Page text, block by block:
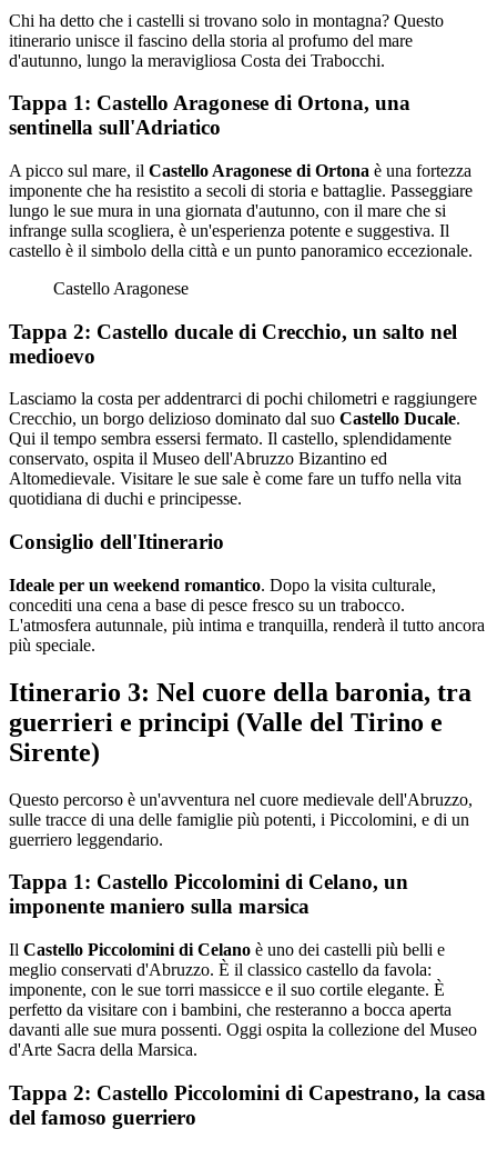
Chi ha detto che i castelli si trovano solo in montagna? Questo
itinerario unisce il fascino della storia al profumo del mare
d'autunno, lungo la meravigliosa Costa dei Trabocchi.
Tappa 1: Castello Aragonese di Ortona, una
sentinella sull'Adriatico
A picco sul mare, il Castello Aragonese di Ortona è una fortezza
imponente che ha resistito a secoli di storia e battaglie. Passeggiare
lungo le sue mura in una giornata d'autunno, con il mare che si
infrange sulla scogliera, è un'esperienza potente e suggestiva. Il
castello è il simbolo della città e un punto panoramico eccezionale.
Castello Aragonese
Tappa 2: Castello ducale di Crecchio, un salto nel
medioevo
Lasciamo la costa per addentrarci di pochi chilometri e raggiungere
Crecchio, un borgo delizioso dominato dal suo Castello Ducale.
Qui il tempo sembra essersi fermato. Il castello, splendidamente
conservato, ospita il Museo dell'Abruzzo Bizantino ed
Altomedievale. Visitare le sue sale è come fare un tuffo nella vita
quotidiana di duchi e principesse.
Consiglio dell'Itinerario
Ideale per un weekend romantico. Dopo la visita culturale,
concediti una cena a base di pesce fresco su un trabocco.
L'atmosfera autunnale, più intima e tranquilla, renderà il tutto ancora
più speciale.
Itinerario 3: Nel cuore della baronia, tra
guerrieri e principi (Valle del Tirino e
Sirente)
Questo percorso è un'avventura nel cuore medievale dell'Abruzzo,
sulle tracce di una delle famiglie più potenti, i Piccolomini, e di un
guerriero leggendario.
Tappa 1: Castello Piccolomini di Celano, un
imponente maniero sulla marsica
Il Castello Piccolomini di Celano è uno dei castelli più belli e
meglio conservati d'Abruzzo. È il classico castello da favola:
imponente, con le sue torri massicce e il suo cortile elegante. È
perfetto da visitare con i bambini, che resteranno a bocca aperta
davanti alle sue mura possenti. Oggi ospita la collezione del Museo
d'Arte Sacra della Marsica.
Tappa 2: Castello Piccolomini di Capestrano, la casa
del famoso guerriero